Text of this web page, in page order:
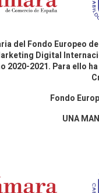
del Fondo
Digital
2021. Para ello
Fondo
UNA